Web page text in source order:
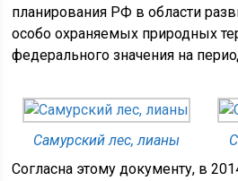
планирования РФ в области
особо охраняемых природных
федерального значения на
Самурский лес, лианы
Согласна этому документу, в